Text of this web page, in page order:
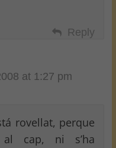
Reply
at 1:27 pm
rovellat, perque
cap, ni s’ha